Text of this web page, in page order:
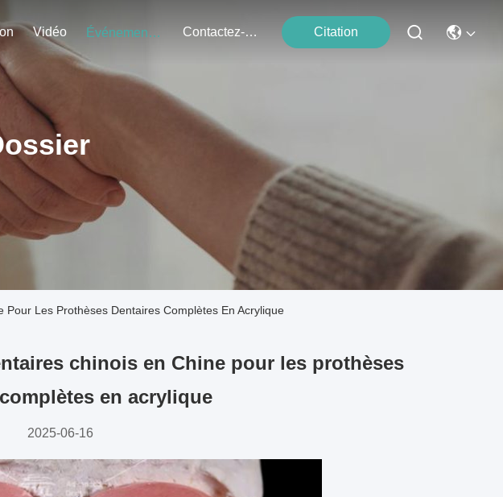
Vidéo Événements Contactez-Nous Citation
Les Prothèses Dentaires Complètes En Acrylique
chinois en Chine pour les prothèses
en acrylique
2025-06-16